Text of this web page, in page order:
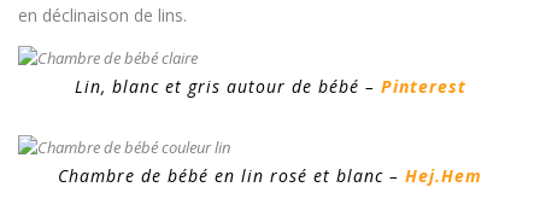
en déclinaison de lins.
Lin, blanc et gris autour de bébé – Pinterest
Chambre de bébé en lin rosé et blanc – Hej.Hem